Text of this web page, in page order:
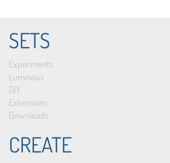
SETS
Experiments
Luminous
DIY
Extensions
Downloads
CREATE